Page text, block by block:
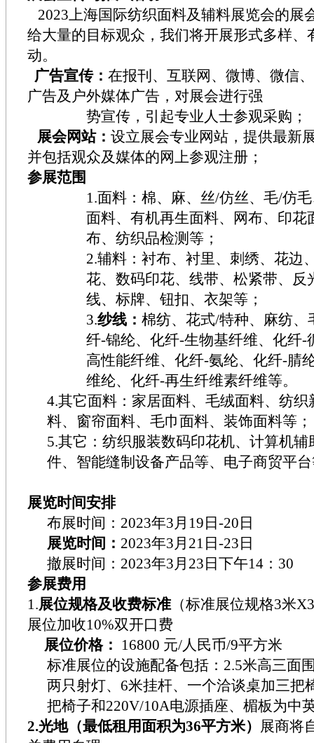
2023上海国际纺织面料及辅料展览会的展
给大量的目标观众，我们将开展形式多样、
动。
广告宣传： 在报刊、互联网、微博、微信
广告及户外媒体广告，对展会进行强
势宣传，引起专业人士参观采购；
展会网站： 设立展会专业网站，提供最新
并包括观众及媒体的网上参观注册；
参展范围
1.面料：棉、麻、丝/仿丝、毛/仿
面料、有机再生面料、网布、印花
布、纺织品检测等；
2.辅料：衬布、衬里、刺绣、花边
花、数码印花、线带、松紧带、反
线、标牌、钮扣、衣架等；
3.纱线： 棉纺、花式/特种、麻纺、
纤-锦纶、化纤-生物基纤维、化纤-
高性能纤维、化纤-氨纶、化纤-腈
维纶、化纤-再生纤维素纤维等。
4.其它面料：家居面料、毛绒面料、纺
料、窗帘面料、毛巾面料、装饰面料等；
5.其它：纺织服装数码印花机、计算机辅
件、智能缝制设备产品等、电子商贸平
展览时间安排
布展时间： 2023年3月 19 日 -20 日
展览时间： 2023年3月 21 日 -23 日
撤展时间： 2023年3月 23 日 下午14 ： 30
参展费用
1.展位规格及收费标准（标准展位规格3米X3
展位加收10%双开口费
展位价格： 16800 元/人民币/9平方米
标准展位的设施配备包括： 2.5米高三面
两只射灯、 6米挂杆、一个洽谈桌加三把
把椅子和220V/10A电源插座、楣板为中
2.光地（最低租用面积为36平方米） 展商将